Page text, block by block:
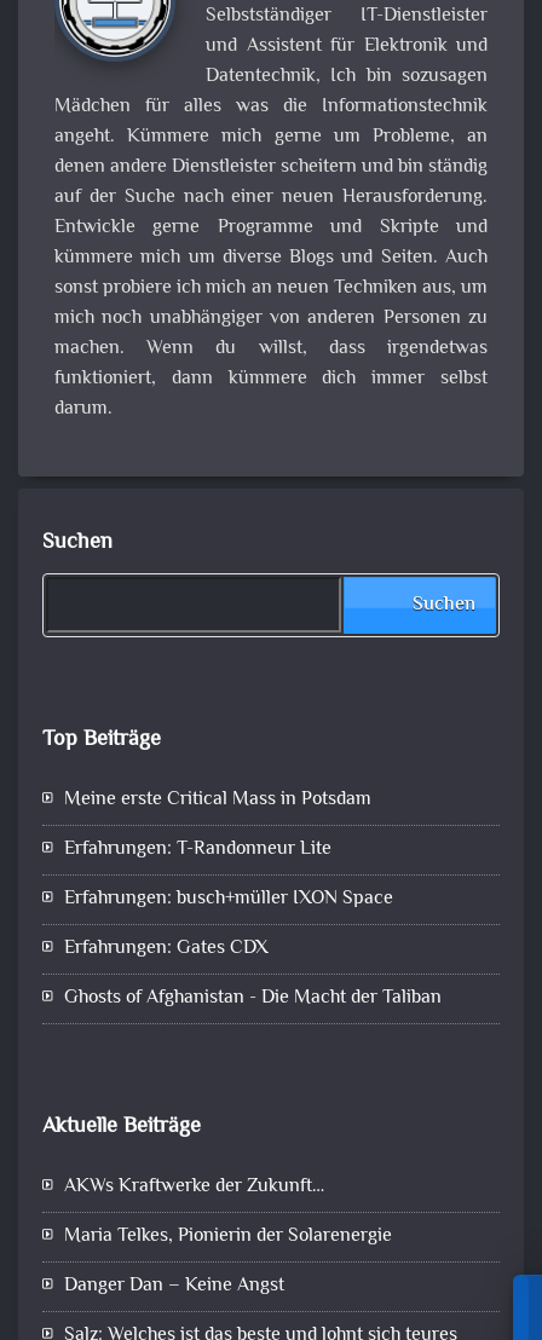
Selbstständiger IT-Dienstleister
und Assistent für Elektronik und
Datentechnik, Ich bin sozusagen
Mädchen für alles was die Informationstechnik
angeht. Kümmere mich gerne um Probleme, an
denen andere Dienstleister scheitern und bin ständig
auf der Suche nach einer neuen Herausforderung.
Entwickle gerne Programme und Skripte und
kümmere mich um diverse Blogs und Seiten. Auch
sonst probiere ich mich an neuen Techniken aus, um
mich noch unabhängiger von anderen Personen zu
machen. Wenn du willst, dass irgendetwas
funktioniert, dann kümmere dich immer selbst
darum.
Suchen
Suchen
Top Beiträge
Meine erste Critical Mass in Potsdam
Erfahrungen: T-Randonneur Lite
Erfahrungen: busch+müller IXON Space
Erfahrungen: Gates CDX
Ghosts of Afghanistan - Die Macht der Taliban
Aktuelle Beiträge
AKWs Kraftwerke der Zukunft…
Maria Telkes, Pionierin der Solarenergie
Danger Dan – Keine Angst